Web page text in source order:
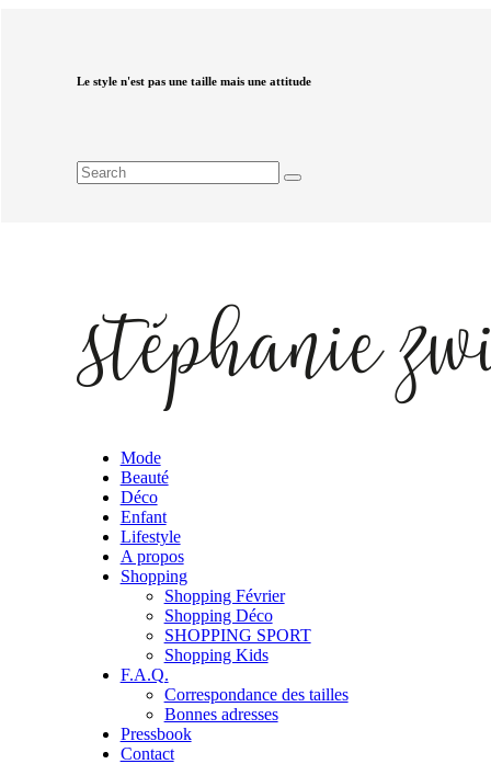
Le style n'est pas une taille mais une attitude
Mode
Beauté
Déco
Enfant
Lifestyle
A propos
Shopping
Shopping Février
Shopping Déco
SHOPPING SPORT
Shopping Kids
F.A.Q.
Correspondance des tailles
Bonnes adresses
Pressbook
Contact